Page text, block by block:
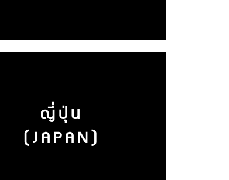
ญี่ปุ่น
(JAPAN)